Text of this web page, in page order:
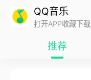
QQ音乐
打开APP收藏下载
推荐